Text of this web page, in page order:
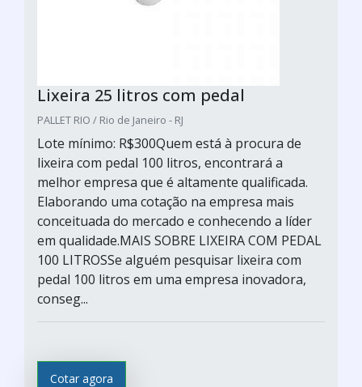
Lixeira 25 litros com pedal
PALLET RIO / Rio de Janeiro - RJ
Lote mínimo: R$300Quem está à procura de
lixeira com pedal 100 litros, encontrará a
melhor empresa que é altamente qualificada.
Elaborando uma cotação na empresa mais
conceituada do mercado e conhecendo a líder
em qualidade.MAIS SOBRE LIXEIRA COM PEDAL
100 LITROSSe alguém pesquisar lixeira com
pedal 100 litros em uma empresa inovadora,
conseg...
Cotar agora